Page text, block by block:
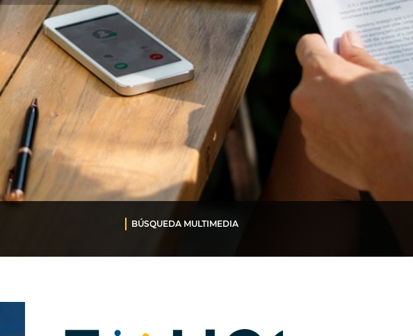
BÚSQUEDA MULTIMEDIA